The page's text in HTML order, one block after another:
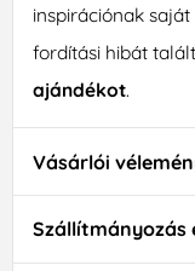
inspirációnak
fordítási hibát
ajándékot.
Vásárlói
Szállítmányozás